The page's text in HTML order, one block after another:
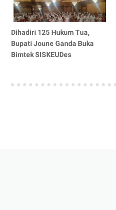
Dihadiri 125 Hukum Tua,
Bupati Joune Ganda Buka
Bimtek SISKEUDes